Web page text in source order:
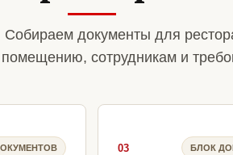
документы для
сотрудникам и
03 БЛОК